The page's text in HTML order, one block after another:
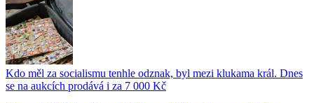
Kdo měl za socialismu tenhle odznak, byl mezi klukama král. Dnes
se na aukcích prodává i za 7 000 Kč